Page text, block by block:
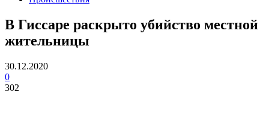
В Гиссаре раскрыто убийство местной
жительницы
30.12.2020
0
302